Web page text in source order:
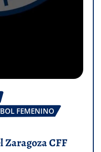
FEMENINO
Zaragoza CFF